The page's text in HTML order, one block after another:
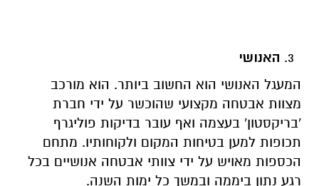
האנושי
המעגל האנושי הוא החשוב ביותר. הוא מורכב
מצוות אבטחה מקצועי שהוכשר על ידי חברת
'בריקסטון' בעצמה ואף עובר בדיקות פוליגרף
תכופות למען בטיחות המקום ולקוחותיו. מתחם
הכספות מאויש על ידי צוותי אבטחה אנושיים בכל
רגע נתון ביממה ובמשך כל ימות השנה.